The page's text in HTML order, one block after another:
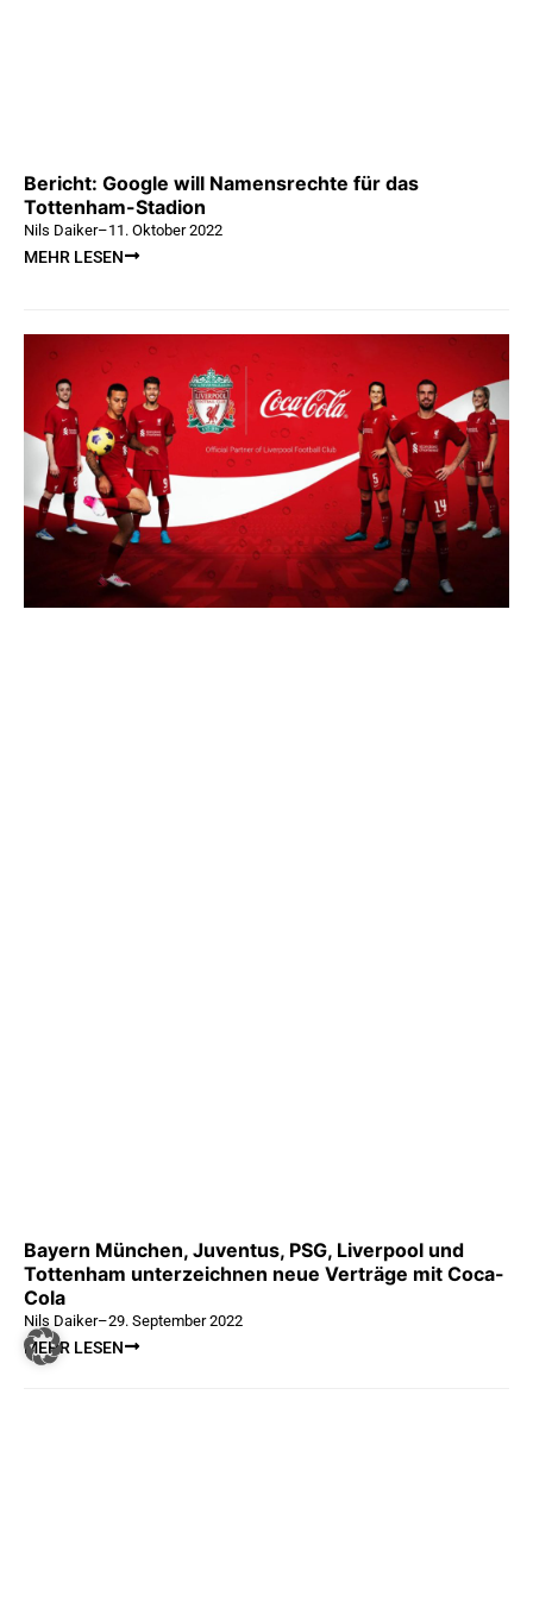
Bericht: Google will Namensrechte für das
Tottenham-Stadion
Nils Daiker–11. Oktober 2022
MEHR LESEN
Bayern München, Juventus, PSG, Liverpool und
Tottenham unterzeichnen neue Verträge mit Coca-
Cola
Nils Daiker–29. September 2022
MEHR LESEN